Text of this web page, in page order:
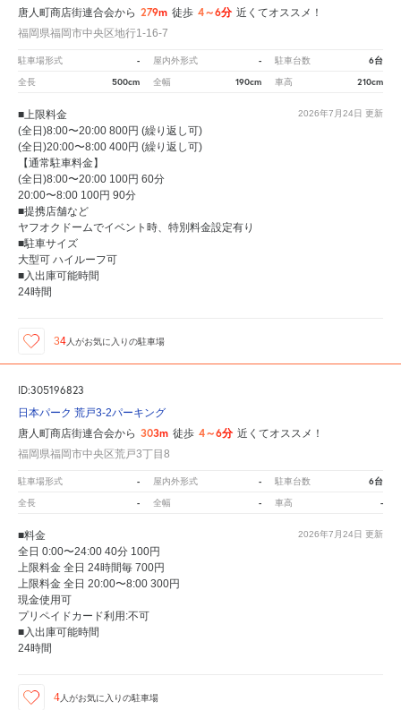
唐人町商店街連合会から 279m 徒歩 4～6分 近くてオススメ！
福岡県福岡市中央区地行1-16-7
駐車場形式 - 屋内外形式 - 駐車台数 6台
全長 500cm 全幅 190cm 車高 210cm
2026年7月24日 更新
■上限料金
(全日)8:00〜20:00 800円 (繰り返し可)
(全日)20:00〜8:00 400円 (繰り返し可)
【通常駐車料金】
(全日)8:00〜20:00 100円 60分
20:00〜8:00 100円 90分
■提携店舗など
ヤフオクドームでイベント時、特別料金設定有り
■駐車サイズ
大型可 ハイルーフ可
■入出庫可能時間
24時間
34 人がお気に入りの駐車場
ID:305196823
日本パーク 荒戸3-2パーキング
唐人町商店街連合会から 303m 徒歩 4～6分 近くてオススメ！
福岡県福岡市中央区荒戸3丁目8
駐車場形式 - 屋内外形式 - 駐車台数 6台
全長 - 全幅 - 車高 -
2026年7月24日 更新
■料金
全日 0:00〜24:00 40分 100円
上限料金 全日 24時間毎 700円
上限料金 全日 20:00〜8:00 300円
現金使用可
プリペイドカード利用:不可
■入出庫可能時間
24時間
4 人がお気に入りの駐車場